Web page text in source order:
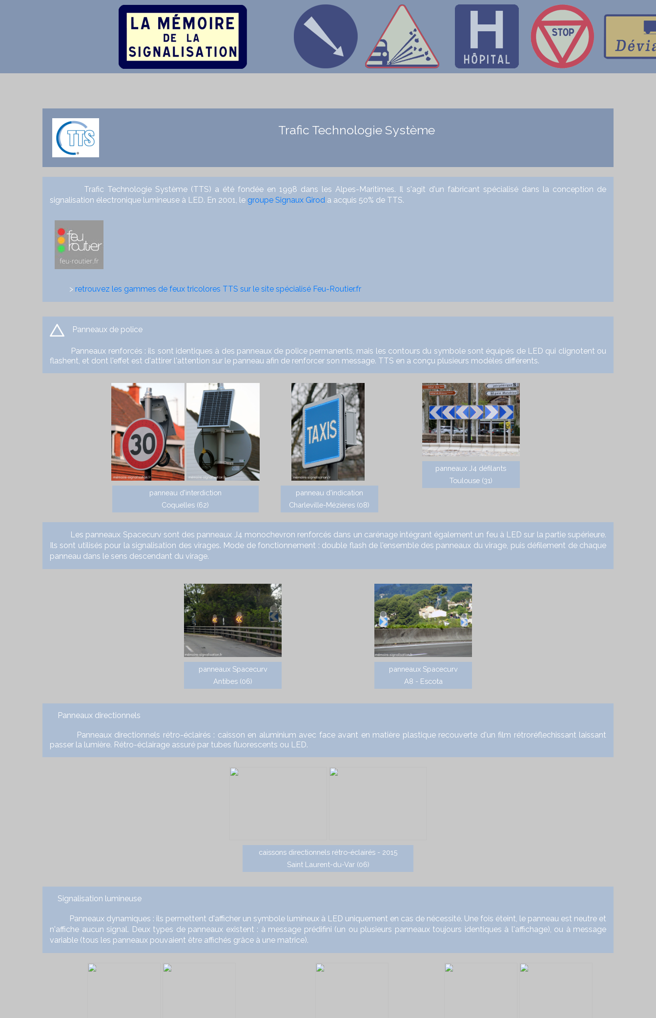
Trafic Technologie Système
Trafic Technologie Système (TTS) a été fondée en 1998 dans les Alpes-Maritimes. Il s'agit d'un fabricant spécialisé dans la conception de
signalisation électronique lumineuse à LED. En 2001, le groupe Signaux Girod a acquis 50% de TTS.
> retrouvez les gammes de feux tricolores TTS sur le site spécialisé Feu-Routier.fr
Panneaux de police
Panneaux renforcés : ils sont identiques à des panneaux de police permanents, mais les contours du symbole sont équipés de LED qui clignotent ou
flashent, et dont l'effet est d'attirer l'attention sur le panneau afin de renforcer son message. TTS en a conçu plusieurs modèles différents.
panneau d'interdiction
Coquelles (62)
panneau d'indication
Charleville-Mézières (08)
panneaux J4 défilants
Toulouse (31)
Les panneaux Spacecurv sont des panneaux J4 monochevron renforcés dans un carénage intégrant également un feu à LED sur la partie supérieure.
Ils sont utilisés pour la signalisation des virages. Mode de fonctionnement : double flash de l'ensemble des panneaux du virage, puis défilement de chaque
panneau dans le sens descendant du virage.
panneaux Spacecurv
Antibes (06)
panneaux Spacecurv
A8 - Escota
Panneaux directionnels
Panneaux directionnels rétro-éclairés : caisson en aluminium avec face avant en matière plastique recouverte d'un film rétroréflechissant laissant
passer la lumière. Rétro-éclairage assuré par tubes fluorescents ou LED.
caissons directionnels rétro-éclairés - 2015
Saint Laurent-du-Var (06)
Signalisation lumineuse
Panneaux dynamiques : ils permettent d'afficher un symbole lumineux à LED uniquement en cas de nécessité. Une fois éteint, le panneau est neutre et
n'affiche aucun signal. Deux types de panneaux existent : à message prédifini (un ou plusieurs panneaux toujours identiques à l'affichage), ou à message
variable (tous les panneaux pouvaient être affichés grâce à une matrice).